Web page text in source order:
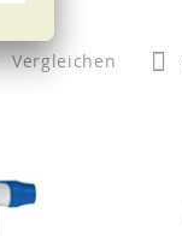
Vergleichen